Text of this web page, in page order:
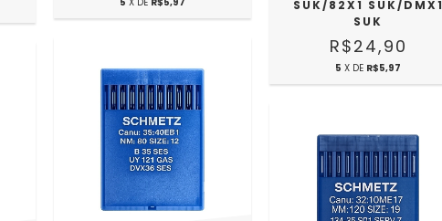
SUK/82X1 SUK/DMX1
SUK
R$24,90
5 X DE R$5,97